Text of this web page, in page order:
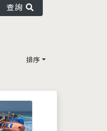
查詢
排序